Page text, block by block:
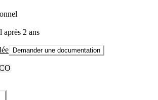
après 2 ans
Demander une documentation